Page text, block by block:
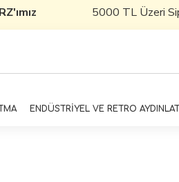
5000 TL Üzeri
ENDÜSTRİYEL VE RETRO